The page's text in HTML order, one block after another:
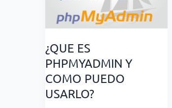
¿QUE ES
PHPMYADMIN Y
COMO PUEDO
USARLO?